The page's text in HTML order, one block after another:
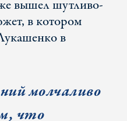
вышел шутливо-
в котором
в
молчаливо
что